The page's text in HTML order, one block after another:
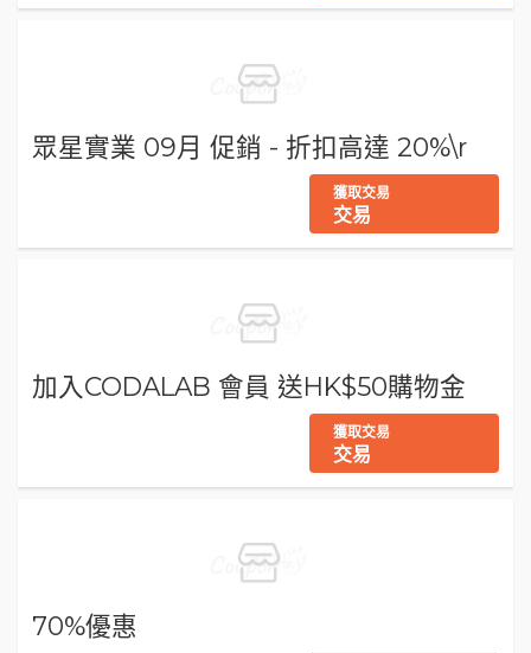
眾星實業 09月 促銷 - 折扣高達 20%\r
獲取交易
交易
加入CODALAB 會員 送HK$50購物金
獲取交易
交易
70%優惠